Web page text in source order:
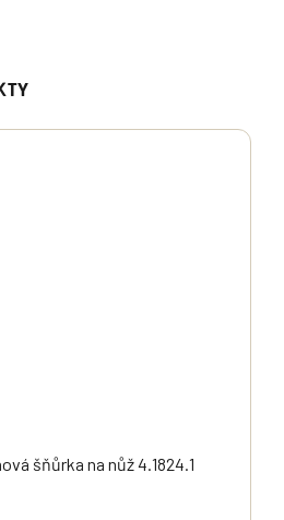
šňůrka na nůž 4.1824.1